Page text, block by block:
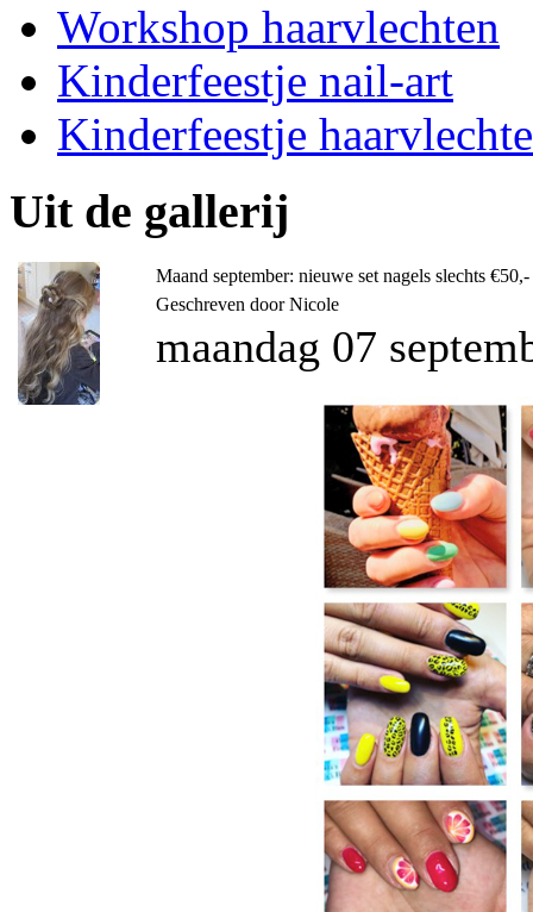
Workshop haarvlechten
Kinderfeestje nail-art
Kinderfeestje
Uit de gallerij
Maand september: nieuwe set nagels slechts €50,-
Geschreven door Nicole
maandag 07